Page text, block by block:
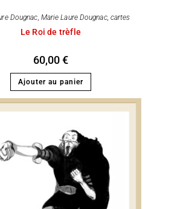
Dougnac, Marie Laure Dougnac, cartes
Le Roi de trèfle
60,00€
Ajouter au panier